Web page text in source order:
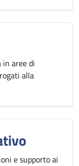
aree di
alla
e supporto ai